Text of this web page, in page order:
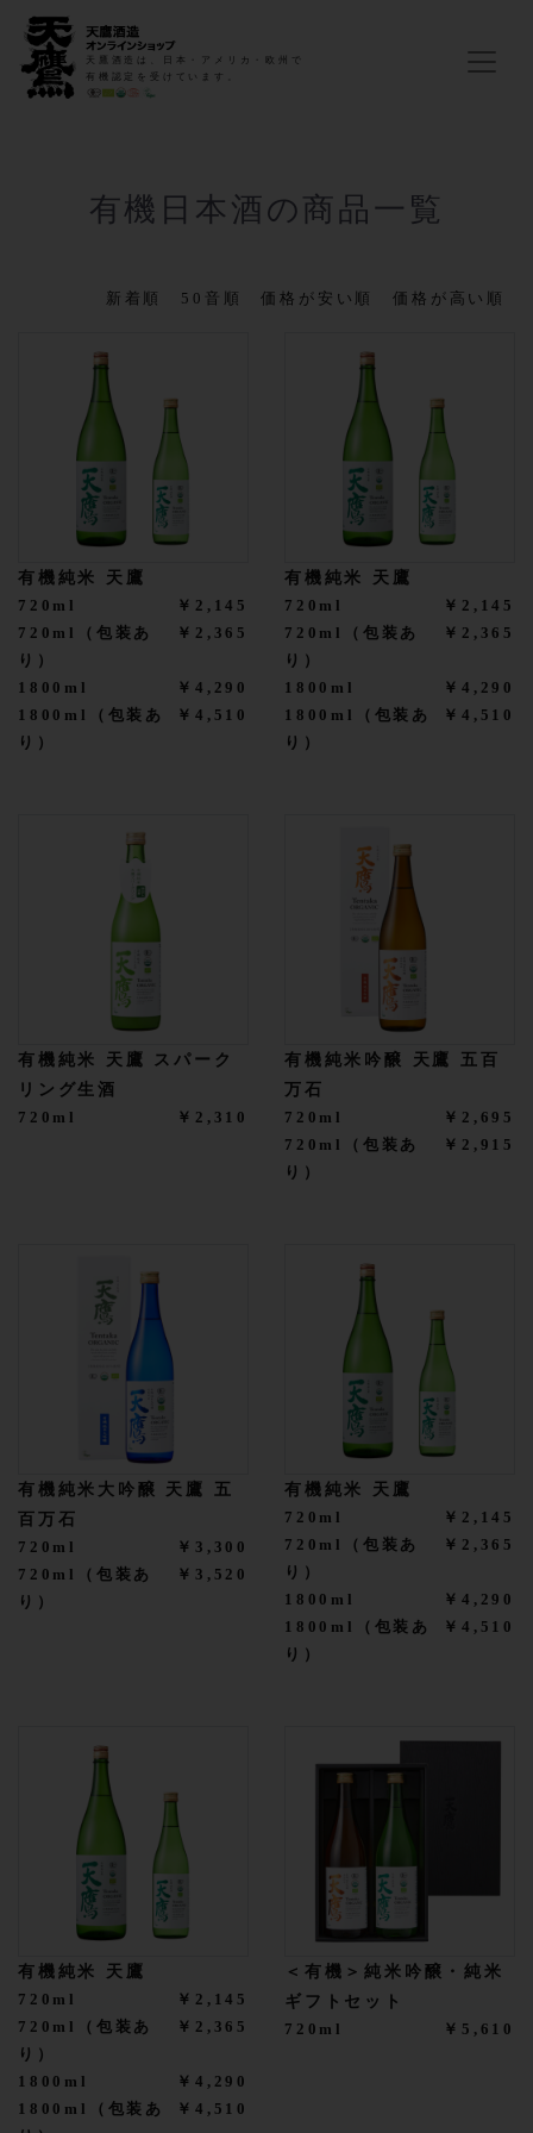
天鷹酒造は、日本・アメリカ・欧州で
有機認定を受けています。
有機日本酒の商品一覧
新着順 50音順 価格が安い順 価格が高い順
有機純米 天鷹
720ml
￥2,145
720ml（包装あ
り）
￥2,365
1800ml
￥4,290
1800ml（包装あ
り）
￥4,510
有機純米 天鷹
720ml
￥2,145
720ml（包装あ
り）
￥2,365
1800ml
￥4,290
1800ml（包装あ
り）
￥4,510
有機純米 天鷹 スパーク
リング生酒
720ml ￥2,310
有機純米吟醸 天鷹 五百
万石
720ml
￥2,695
720ml（包装あ
り）
￥2,915
有機純米大吟醸 天鷹 五
百万石
720ml
￥3,300
720ml（包装あ
り）
￥3,520
有機純米 天鷹
720ml
￥2,145
720ml（包装あ
り）
￥2,365
1800ml
￥4,290
1800ml（包装あ
り）
￥4,510
有機純米 天鷹
720ml
￥2,145
720ml（包装あ
り）
￥2,365
1800ml
￥4,290
1800ml（包装あ
￥4,510
＜有機＞純米吟醸・純米
ギフトセット
720ml ￥5,610